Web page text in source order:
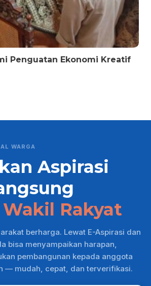
Penguatan Ekonomi Kreatif
WARGA
Aspirasi
Wakil Rakyat
berharga. Lewat E-Aspirasi dan
bisa menyampaikan harapan,
pembangunan kepada anggota
— mudah, cepat, dan terverifikasi.